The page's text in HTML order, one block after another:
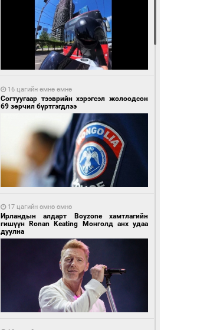
16 цагийн өмнө өмнө
Согтуугаар тээврийн хэрэгсэл жолоодсон
69 зөрчил бүртгэгдлээ
17 цагийн өмнө өмнө
Ирландын алдарт Boyzone хамтлагийн
гишүүн Ronan Keating Монголд анх удаа
дуулна